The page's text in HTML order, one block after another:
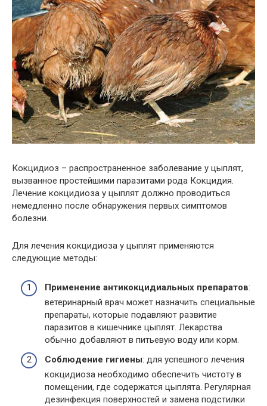
Кокцидиоз – распространенное заболевание у цыплят,
вызванное простейшими паразитами рода Кокцидия.
Лечение кокцидиоза у цыплят должно проводиться
немедленно после обнаружения первых симптомов
болезни.
Для лечения кокцидиоза у цыплят применяются
следующие методы:
Применение антикокцидиальных препаратов:
ветеринарный врач может назначить специальные
препараты, которые подавляют развитие
паразитов в кишечнике цыплят. Лекарства
обычно добавляют в питьевую воду или корм.
Соблюдение гигиены: для успешного лечения
кокцидиоза необходимо обеспечить чистоту в
помещении, где содержатся цыплята. Регулярная
дезинфекция поверхностей и замена подстилки